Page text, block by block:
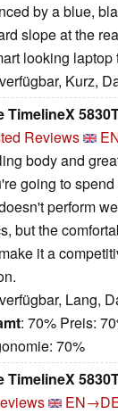
by a blue,
slope at the
looking
Kurz,
TimelineX
Reviews
body and
going to
perform
but the
it a
Lang,
: 70% Preis:
70%
TimelineX